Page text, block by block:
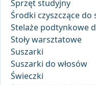
Sprzęt studyjny
Środki czyszczące
Stelaże podtynkowe
Stoły warsztatowe
Suszarki
Suszarki do włosów
Świeczki